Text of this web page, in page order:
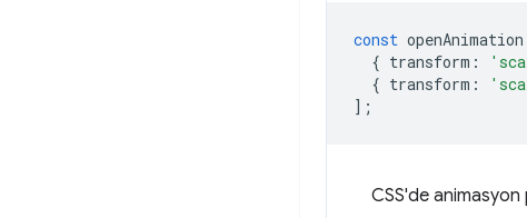
const openAnimation
{ transform :
{ transform :
];
CSS'de animasyon